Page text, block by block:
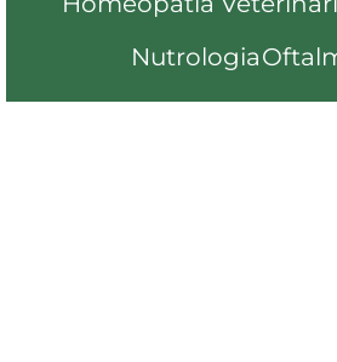
Nutrologia